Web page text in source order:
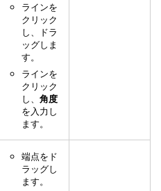
ラインを
クリック
し、ドラ
ッグしま
す。
ラインを
クリック
し、 角度
を入力し
ます。
端点をド
ラッグし
ます。